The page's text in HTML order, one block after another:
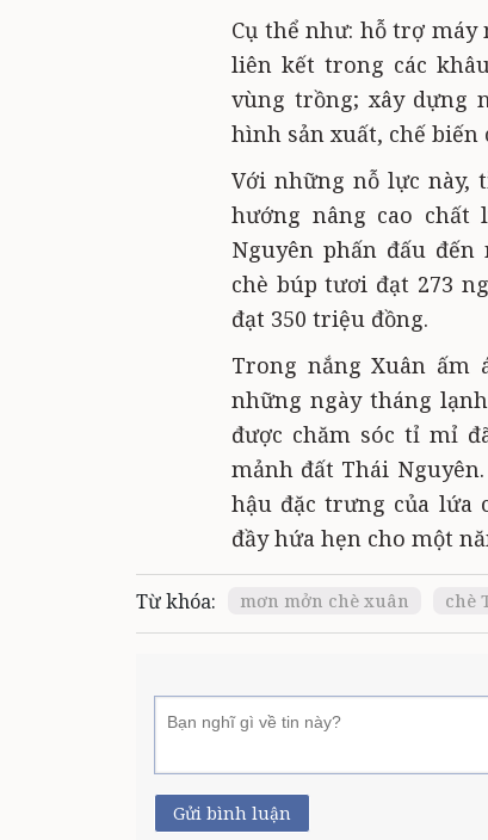
Cụ thể như: hỗ trợ
liên kết trong các
vùng trồng; xây dựng
hình sản xuất, chế biến
Với những nỗ lực này,
hướng nâng cao
Nguyên phấn đấu đến
chè búp tươi đạt 273
đạt 350 triệu đồng.
Trong nắng Xuân ấm
những ngày tháng
được chăm sóc tỉ mỉ
mảnh đất Thái
hậu đặc trưng của lứa
đầy hứa hẹn cho một
Từ khóa: mơn mởn chè xuân chè
Gửi bình luận